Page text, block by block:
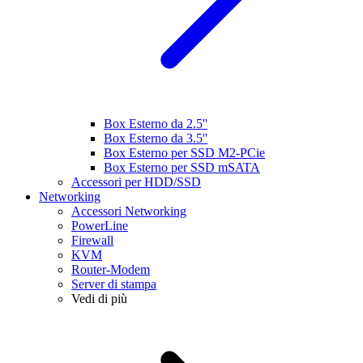
Box Esterno da 2.5''
Box Esterno da 3.5''
Box Esterno per SSD M2-PCie
Box Esterno per SSD mSATA
Accessori per HDD/SSD
Networking
Accessori Networking
PowerLine
Firewall
KVM
Router-Modem
Server di stampa
Vedi di più